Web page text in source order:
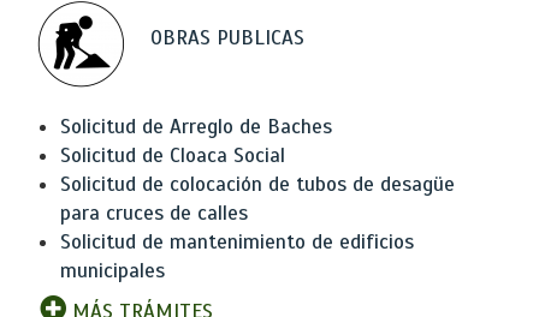
OBRAS PUBLICAS
Solicitud de Arreglo de Baches
Solicitud de Cloaca Social
Solicitud de colocación de tubos de desagüe
para cruces de calles
Solicitud de mantenimiento de edificios
municipales
MÁS TRÁMITES